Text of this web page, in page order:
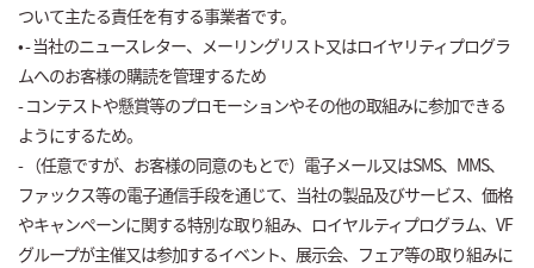
ついて主たる責任を有する事業者です。
• - 当社のニュースレター、メーリングリスト又はロイヤリティプログラ
ムへのお客様の購読を管理するため
- コンテストや懸賞等のプロモーションやその他の取組みに参加できる
ようにするため。
- （任意ですが、お客様の同意のもとで）電子メール又はSMS、MMS、
ファックス等の電子通信手段を通じて、当社の製品及びサービス、価格
やキャンペーンに関する特別な取り組み、ロイヤルティプログラム、VF
グループが主催又は参加するイベント、展示会、フェア等の取り組みに